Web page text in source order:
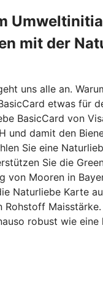
mit der
uns alle an.
etwas für
BasicCard von
und damit den
Sie eine
Sie die
von Mooren in
Naturliebe Karte
Rohstoff
robust wie eine